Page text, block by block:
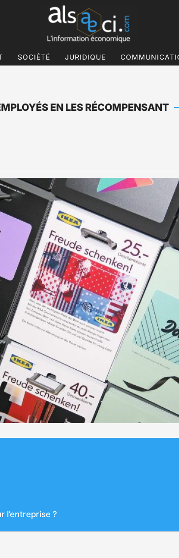
SOCIÉTÉ JURIDIQUE
EN LES RÉCOMPENSANT
l’entreprise ?